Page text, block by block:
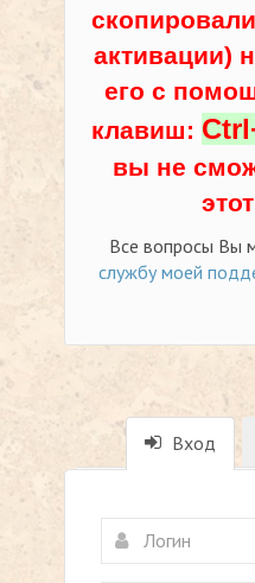
активации)
его с
клавиш:
вы не
Все вопросы Вы
службу моей
Вход